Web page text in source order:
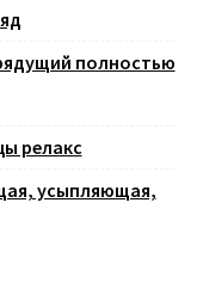
полностью
релакс
усыпляющая,